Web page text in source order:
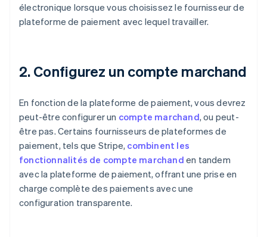
électronique lorsque vous choisissez le fournisseur de
plateforme de paiement avec lequel travailler.
2. Configurez un compte marchand
En fonction de la plateforme de paiement, vous devrez
peut-être configurer un compte marchand, ou peut-
être pas. Certains fournisseurs de plateformes de
paiement, tels que Stripe, combinent les
fonctionnalités de compte marchand en tandem
avec la plateforme de paiement, offrant une prise en
charge complète des paiements avec une
configuration transparente.